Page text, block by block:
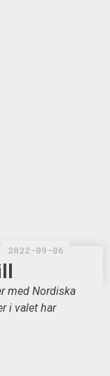
2022-09-06
med Nordiska
i valet har